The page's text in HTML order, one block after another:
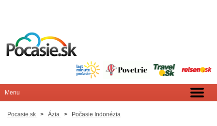
Pocasie.sk > Ázia > Počasie Indonézia